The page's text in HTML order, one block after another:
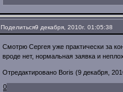
Поделиться9 декабря, 2010г. 01:05:38
Смотрю Сергея уже практически за
вроде нет, нормальная заявка и
Отредактировано Boris (9 декабря,
0